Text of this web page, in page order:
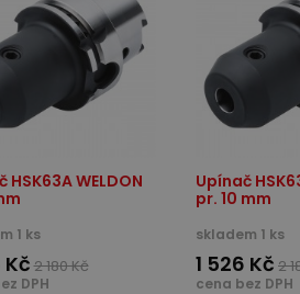
HSK63A WELDON
1 ks
Kč2 180 Kč
DPH
Upínač
pr. 10 mm
skladem 1 ks
1 526 Kč 2
cena bez DPH